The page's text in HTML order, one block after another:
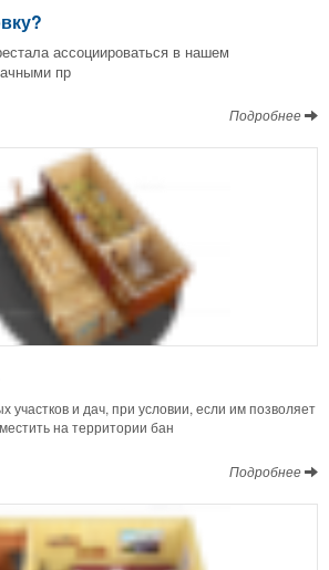
ассоциироваться в нашем
пр
Подробнее
участков и дач, при условии, если им позволяет
на территории бан
Подробнее